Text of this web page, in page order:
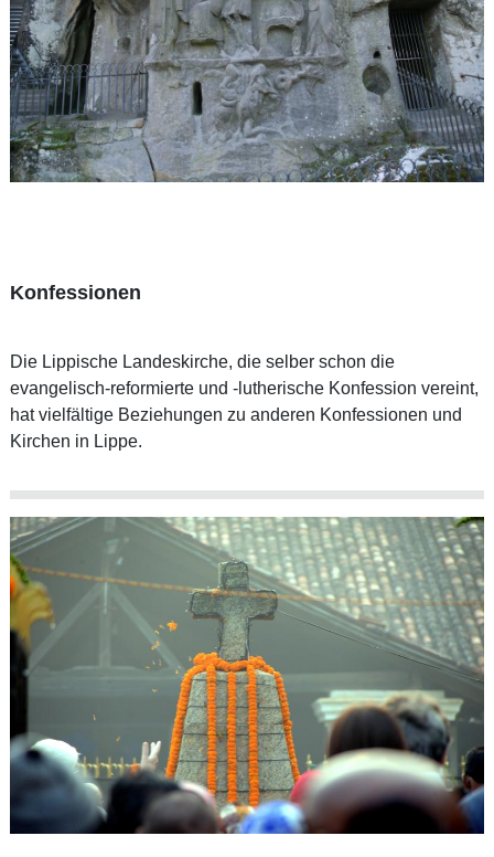
Konfessionen
Die Lippische Landeskirche, die selber schon die
evangelisch-reformierte und -lutherische Konfession vereint,
hat vielfältige Beziehungen zu anderen Konfessionen und
Kirchen in Lippe.